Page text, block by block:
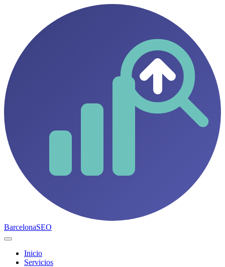
BarcelonaSEO
Inicio
Servicios